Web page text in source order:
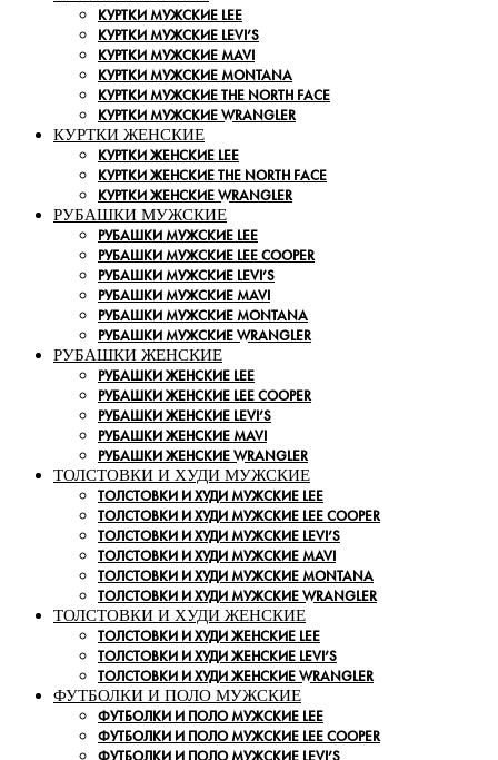
КУРТКИ МУЖСКИЕ LEE
КУРТКИ МУЖСКИЕ LEVI’S
КУРТКИ МУЖСКИЕ MAVI
КУРТКИ МУЖСКИЕ MONTANA
КУРТКИ МУЖСКИЕ THE NORTH FACE
КУРТКИ МУЖСКИЕ WRANGLER
КУРТКИ ЖЕНСКИЕ
КУРТКИ ЖЕНСКИЕ LEE
КУРТКИ ЖЕНСКИЕ THE NORTH FACE
КУРТКИ ЖЕНСКИЕ WRANGLER
РУБАШКИ МУЖСКИЕ
РУБАШКИ МУЖСКИЕ LEE
РУБАШКИ МУЖСКИЕ LEE COOPER
РУБАШКИ МУЖСКИЕ LEVI’S
РУБАШКИ МУЖСКИЕ MAVI
РУБАШКИ МУЖСКИЕ MONTANA
РУБАШКИ МУЖСКИЕ WRANGLER
РУБАШКИ ЖЕНСКИЕ
РУБАШКИ ЖЕНСКИЕ LEE
РУБАШКИ ЖЕНСКИЕ LEE COOPER
РУБАШКИ ЖЕНСКИЕ LEVI’S
РУБАШКИ ЖЕНСКИЕ MAVI
РУБАШКИ ЖЕНСКИЕ WRANGLER
ТОЛСТОВКИ И ХУДИ МУЖСКИЕ
ТОЛСТОВКИ И ХУДИ МУЖСКИЕ LEE
ТОЛСТОВКИ И ХУДИ МУЖСКИЕ LEE COOPER
ТОЛСТОВКИ И ХУДИ МУЖСКИЕ LEVI’S
ТОЛСТОВКИ И ХУДИ МУЖСКИЕ MAVI
ТОЛСТОВКИ И ХУДИ МУЖСКИЕ MONTANA
ТОЛСТОВКИ И ХУДИ МУЖСКИЕ WRANGLER
ТОЛСТОВКИ И ХУДИ ЖЕНСКИЕ
ТОЛСТОВКИ И ХУДИ ЖЕНСКИЕ LEE
ТОЛСТОВКИ И ХУДИ ЖЕНСКИЕ LEVI’S
ТОЛСТОВКИ И ХУДИ ЖЕНСКИЕ WRANGLER
ФУТБОЛКИ И ПОЛО МУЖСКИЕ
ФУТБОЛКИ И ПОЛО МУЖСКИЕ LEE
ФУТБОЛКИ И ПОЛО МУЖСКИЕ LEE COOPER